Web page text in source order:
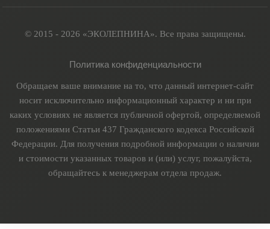
© 2015 - 2026 «ЭКОЛЕПНИНА». Все права защищены.
Политика конфиденциальности
Обращаем ваше внимание на то, что данный интернет-сайт
носит исключительно информационный характер и ни при
каких условиях не является публичной офертой, определяемой
положениями Статьи 437 Гражданского кодекса Российской
Федерации. Для получения подробной информации о наличии
и стоимости указанных товаров и (или) услуг, пожалуйста,
обращайтесь к менеджерам отдела продаж.